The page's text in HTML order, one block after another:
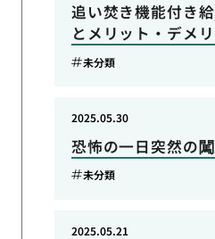
追い焚き機能付き
とメリット・デメ
未分類
恐怖の一日突然の
2025.05.30
未分類
2025.05.21